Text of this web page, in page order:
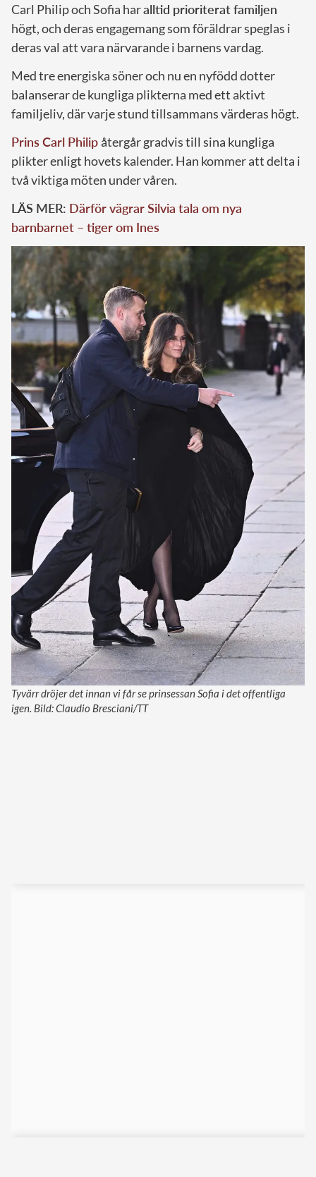
Carl Philip och Sofia haralltid prioriterat familjen
högt, och deras engagemang som föräldrar speglas i
deras val att vara närvarande i barnens vardag.
Med tre energiska söner och nu en nyfödd dotter
balanserar de kungliga plikterna med ett aktivt
familjeliv, där varje stund tillsammans värderas högt.
Prins Carl Philip återgår gradvis till sina kungliga
plikter enligt hovets kalender. Han kommer att delta i
två viktiga möten under våren.
LÄS MER: Därför vägrar Silvia tala om nya
barnbarnet – tiger om Ines
Tyvärr dröjer det innan vi får se prinsessan Sofia i det offentliga
igen. Bild: Claudio Bresciani/TT